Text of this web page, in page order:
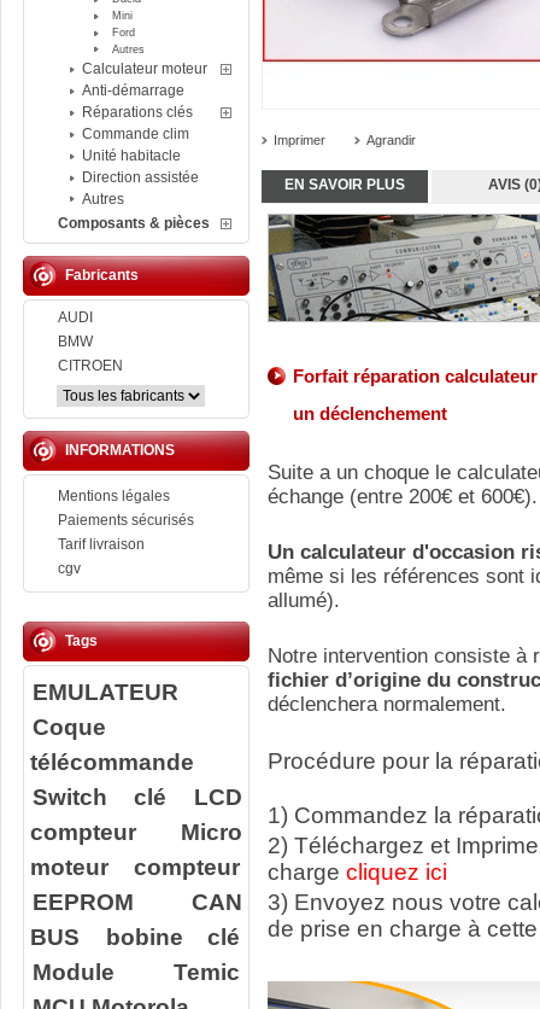
Mini
Ford
Autres
Calculateur moteur
Anti-démarrage
Réparations clés
Commande clim
Unité habitacle
Direction assistée
Autres
Composants & pièces
Fabricants
AUDI
BMW
CITROEN
INFORMATIONS
Mentions légales
Paiements sécurisés
Tarif livraison
cgv
Tags
EMULATEUR
Coque
télécommande
Switch clé
LCD
compteur
Micro
moteur compteur
EEPROM
CAN
BUS
bobine clé
Module Temic
Imprimer Agrandir
EN SAVOIR PLUS AVIS
Forfait réparation
un déclenchement
Suite a un choque le
échange (entre 200€ et 600€).
Un calculateur d'occasion
même si les références sont
allumé).
Notre intervention consiste à r
fichier d’origine du
déclenchera normalement.
Procédure pour la
1) Commandez la
2) Téléchargez et
charge cliquez ici
3) Envoyez nous votre
de prise en charge à